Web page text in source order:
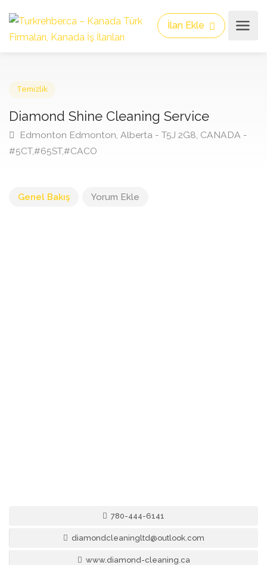
İlan Ekle
Diamond Shine Cleaning Service
Edmonton Edmonton, Alberta - T5J 2G8, CANADA
Genel Bakış Yorum Ekle
780-444-6141
diamondcleaningltd@outlook.com
www.diamond-cleaning.ca